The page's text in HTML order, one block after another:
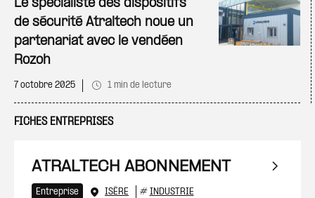
Le spécialiste des dispositifs
de sécurité Atraltech noue un
partenariat avec le vendéen
Rozoh
7 octobre 2025 1 min de lecture
FICHES ENTREPRISES
ATRALTECH ABONNEMENT
Entreprise ISÈRE # INDUSTRIE